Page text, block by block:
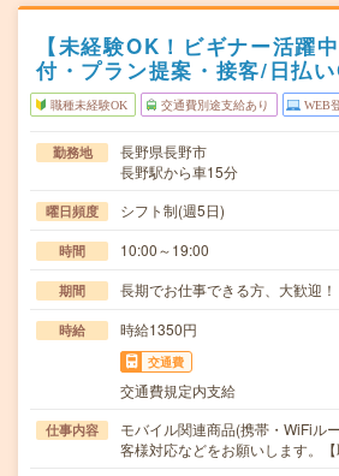
【未経験OK！ビギナー活躍
付・プラン提案・接客/日払
職種未経験OK 交通費別途支給あり WEB
勤務地
長野県長野市
長野駅から車15分
曜日頻度 シフト制(週5日)
時間 10:00～19:00
期間 長期でお仕事できる方、大歓迎！
時給 時給1350円
交通費
交通費規定内支給
仕事内容
モバイル関連商品(携帯・WiFiル
客様対応などをお願いします。